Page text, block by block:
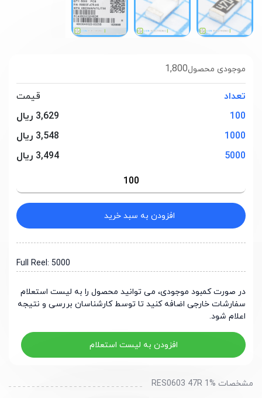
1,800موجودی محصول
تعداد
قیمت
100
3,629 ریال
1000
3,548 ریال
5000
3,494 ریال
افزودن به سبد خرید
Full Reel: 5000
در صورت کمبود موجودی، می توانید محصول را به لیست استعلام
سفارشات خارجی اضافه کنید تا توسط کارشناسان بررسی و نتیجه
اعلام شود.
افزودن به لیست استعلام
مشخصات RES0603 47R 1%